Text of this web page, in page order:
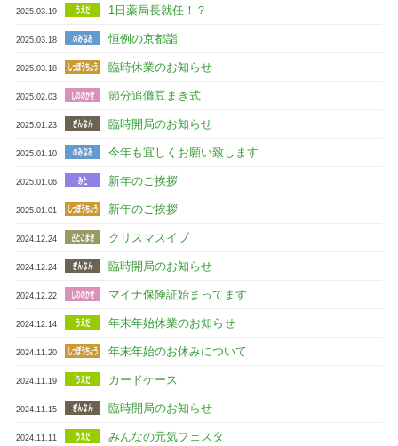
2025.03.19 1日薬局長就任！？
2025.03.18 恒例の京都詣
2025.03.18 臨時休業のお知らせ
2025.02.03 節分追儺豆まき式
2025.01.23 臨時開局のお知らせ
2025.01.10 今年も宜しくお願い致します
2025.01.06 新年のご挨拶
2025.01.01 新年のご挨拶
2024.12.24 クリスマスイブ
2024.12.24 臨時開局のお知らせ
2024.12.22 マイナ保険証始まってます
2024.12.14 年末年始休業のお知らせ
2024.11.20 年末年始のお休みについて
2024.11.19 カードケース
2024.11.15 臨時開局のお知らせ
2024.11.11 みんなの元気フェスタ